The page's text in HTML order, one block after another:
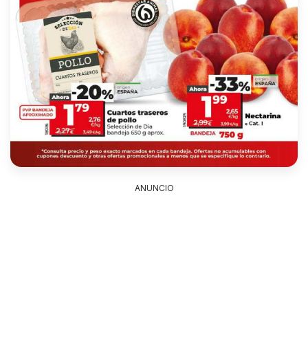
ANUNCIO